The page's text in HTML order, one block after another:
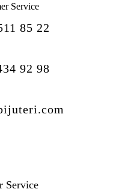
Service
85 22
92 98
Service